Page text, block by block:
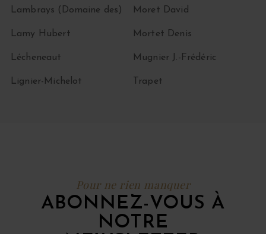
Lambrays (Domaine des)
Lamy Hubert
Lécheneaut
Lignier-Michelot
Moret David
Mortet Denis
Mugnier J.-Frédéric
Trapet
Pour ne rien manquer
ABONNEZ-VOUS À
NOTRE